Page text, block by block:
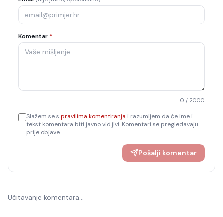
Komentar *
0 / 2000
Slažem se s pravilima komentiranja i razumijem da će ime i
tekst komentara biti javno vidljivi. Komentari se pregledavaju
prije objave.
Pošalji komentar
Učitavanje komentara…